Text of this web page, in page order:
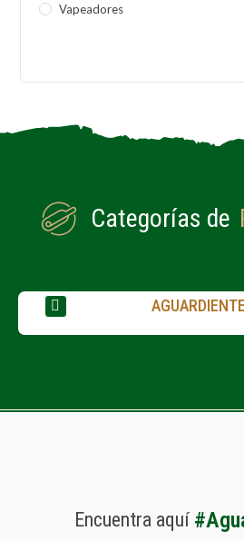
Vapeadores
Categorías de
AGUARDIENTE
Encuentra aquí #Agu